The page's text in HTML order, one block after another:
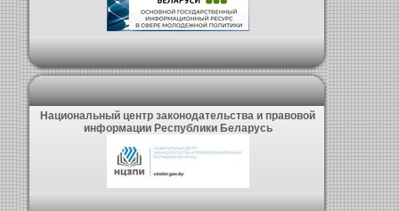
Национальный центр законодательства и правовой
информации Республики Беларусь